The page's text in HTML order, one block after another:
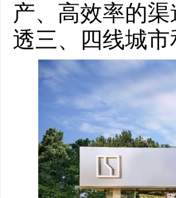
产、高效率的
透三、四线城